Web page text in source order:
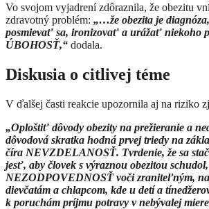
Vo svojom vyjadrení zdôraznila, že obezitu
zdravotný problém: „…že obezita je
posmievať sa, ironizovať a urážať niekoho
ÚBOHOSŤ,“ dodala.
Diskusia o citlivej téme
V ďalšej časti reakcie upozornila aj na riziko
„Oploštiť dôvody obezity na prežieranie a
dôvodová skratka hodná prvej triedy na
číra NEVZDELANOSŤ. Tvrdenie, že sa
jesť, aby človek s výraznou obezitou
NEZODPOVEDNOSŤ voči zraniteľným,
dievčatám a chlapcom, kde u detí a
k poruchám príjmu potravy v nebývalej